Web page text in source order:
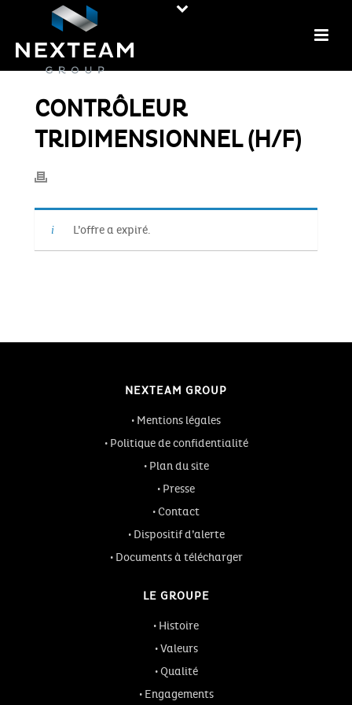
CONTRÔLEUR
TRIDIMENSIONNEL (H/F)
L’offre a expiré.
NEXTEAM GROUP
Mentions légales
Politique de confidentialité
Plan du site
Presse
Contact
Dispositif d’alerte
Documents à télécharger
LE GROUPE
Histoire
Valeurs
Qualité
Engagements